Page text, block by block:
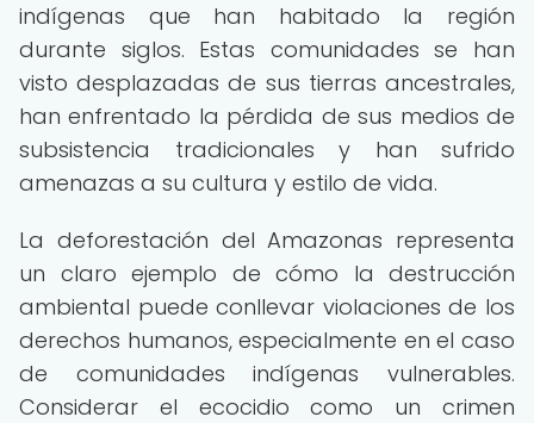
indígenas que han habitado la región
durante siglos. Estas comunidades se han
visto desplazadas de sus tierras ancestrales,
han enfrentado la pérdida de sus medios de
subsistencia tradicionales y han sufrido
amenazas a su cultura y estilo de vida.
La deforestación del Amazonas representa
un claro ejemplo de cómo la destrucción
ambiental puede conllevar violaciones de los
derechos humanos, especialmente en el caso
de comunidades indígenas vulnerables.
Considerar el ecocidio como un crimen